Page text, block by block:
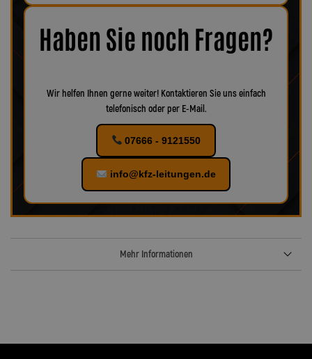
maximale Sicherheit zu gewährleisten.
Bei uns finden Sie
verschiedenes Zubehör für Ihr KFZ!
Haben Sie noch Fragen?
Wir helfen Ihnen gerne weiter! Kontaktieren Sie uns einfach
telefonisch oder per E-Mail.
07666 - 9121550
info@kfz-leitungen.de
Mehr Informationen